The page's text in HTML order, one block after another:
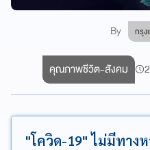
By กรุ
คุณภาพชีวิต-สังคม
"โควิด-19" ไม่มีทาง